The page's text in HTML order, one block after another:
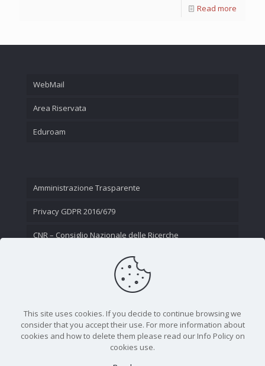
Read more
WebMail
Area Riservata
Eduroam
Amministrazione Trasparente
Privacy GDPR 2016/679
CNR – Consiglio Nazionale delle Ricerche
This site uses cookies. If you decide to continue browsing we
consider that you accept their use. For more information about
cookies and how to delete them please read our Info Policy on
cookies use.